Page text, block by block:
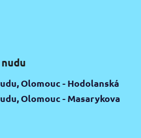
Olomouc - Hodolanská
Olomouc - Masarykova